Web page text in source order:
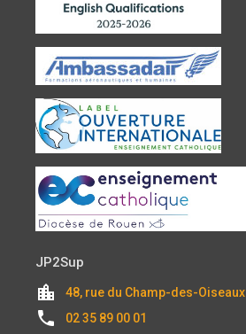
JP2Sup
location_city 48, rue du Champ-des-Oiseaux
local_phone 02 35 89 00 01